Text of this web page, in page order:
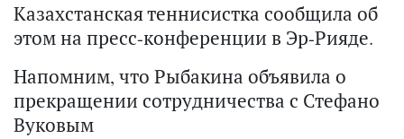
Казахстанская теннисистка сообщила об
этом на пресс-конференции в Эр-Рияде.
Напомним, что Рыбакина объявила о
прекращении сотрудничества с Стефано
Вуковым